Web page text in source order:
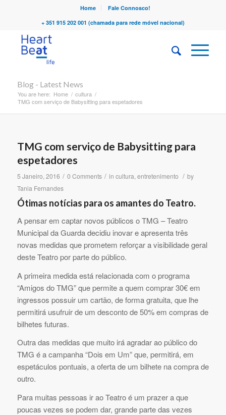
Home
Fale Connosco!
+ 351 915 202 001 (chamada para rede móvel nacional)
Blog - Latest News
You are here: Home / cultura /
TMG com serviço de Babysitting para espetadores
TMG com serviço de Babysitting para
espetadores
5 Janeiro, 2016 / 0 Comments / in cultura, entretenimento / by
Tania Fernandes
Ótimas notícias para os amantes do Teatro.
A pensar em captar novos públicos o TMG – Teatro
Municipal da Guarda decidiu inovar e apresenta três
novas medidas que prometem reforçar a visibilidade geral
deste Teatro por parte do público.
A primeira medida está relacionada com o programa
“Amigos do TMG” que permite a quem comprar 30€ em
ingressos possuir um cartão, de forma gratuita, que lhe
permitirá usufruir de um desconto de 50% em compras de
bilhetes futuras.
Outra das medidas que muito irá agradar ao público do
TMG é a campanha “Dois em Um” que, permitirá, em
espetáculos pontuais, a oferta de um bilhete na compra de
outro.
Para muitas pessoas ir ao Teatro é um prazer a que
poucas vezes se podem dar, grande parte das vezes